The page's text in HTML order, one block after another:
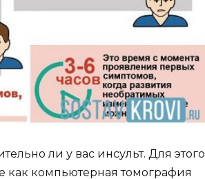
ли у вас инсульт. Для этого
как компьютерная томография